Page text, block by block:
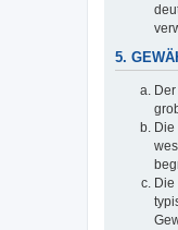
5.